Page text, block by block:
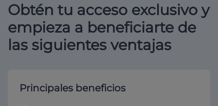
Obtén tu acceso exclusivo y
empieza a beneficiarte de
las siguientes ventajas
Principales beneficios